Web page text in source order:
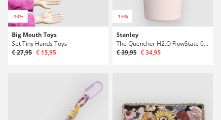
-43%
Big Mouth Toys
Set Tiny Hands Toys
€ 27,95 € 15,95
-13%
Stanley
The Quencher H2.O FlowState 0.6L / 20oz Botella
€ 39,95 € 34,95